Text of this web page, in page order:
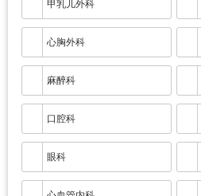
甲乳儿外科
心胸外科
麻醉科
口腔科
眼科